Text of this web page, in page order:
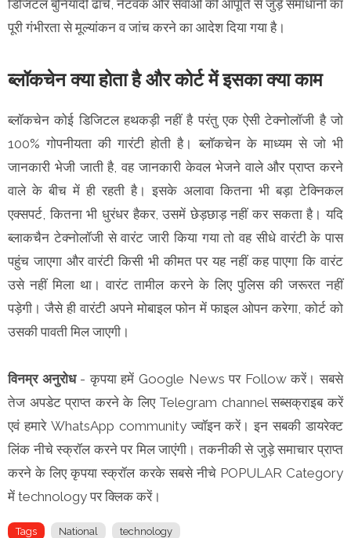
डिजिटल बुनियादी ढांचे, नेटवर्क और सेवाओं की आपूर्ति से जुड़े समाधानों का
पूरी गंभीरता से मूल्यांकन व जांच करने का आदेश दिया गया है।
ब्लॉकचेन क्या होता है और कोर्ट में इसका क्या काम
ब्लॉकचेन कोई डिजिटल हथकड़ी नहीं है परंतु एक ऐसी टेक्नोलॉजी है जो
100% गोपनीयता की गारंटी होती है। ब्लॉकचेन के माध्यम से जो भी
जानकारी भेजी जाती है, वह जानकारी केवल भेजने वाले और प्राप्त करने
वाले के बीच में ही रहती है। इसके अलावा कितना भी बड़ा टेक्निकल
एक्सपर्ट, कितना भी धुरंधर हैकर, उसमें छेड़छाड़ नहीं कर सकता है। यदि
ब्लाकचैन टेक्नोलॉजी से वारंट जारी किया गया तो वह सीधे वारंटी के पास
पहुंच जाएगा और वारंटी किसी भी कीमत पर यह नहीं कह पाएगा कि वारंट
उसे नहीं मिला था। वारंट तामील करने के लिए पुलिस की जरूरत नहीं
पड़ेगी। जैसे ही वारंटी अपने मोबाइल फोन में फाइल ओपन करेगा, कोर्ट को
उसकी पावती मिल जाएगी।
विनम्र अनुरोध- कृपया हमें Google News पर Follow करें। सबसे
तेज अपडेट प्राप्त करने के लिए Telegram channel सब्सक्राइब करें
एवं हमारे WhatsApp community ज्वॉइन करें। इन सबकी डायरेक्ट
लिंक नीचे स्क्रॉल करने पर मिल जाएंगी। तकनीकी से जुड़े समाचार प्राप्त
करने के लिए कृपया स्क्रॉल करके सबसे नीचे POPULAR Category
में technology पर क्लिक करें।
Tags National technology